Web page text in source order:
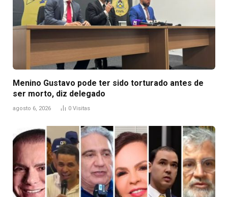
Menino Gustavo pode ter sido torturado antes de
ser morto, diz delegado
agosto 6, 2026 0 Visitas